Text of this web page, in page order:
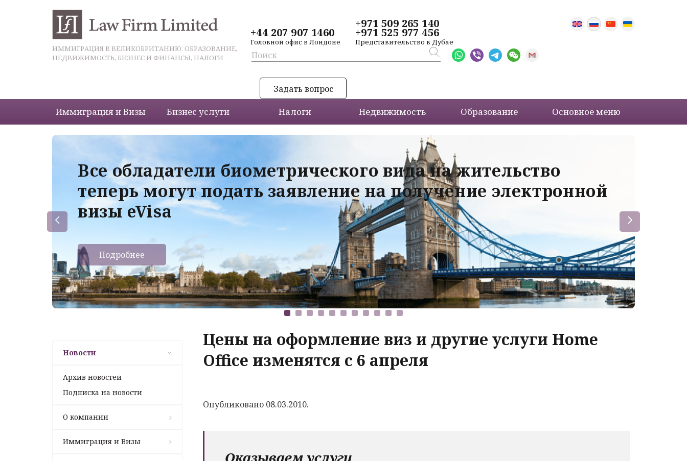
ИММИГРАЦИЯ В ВЕЛИКОБРИТАНИЮ, ОБРАЗОВАНИЕ,
НЕДВИЖИМОСТЬ, БИЗНЕС И ФИНАНСЫ, НАЛОГИ
+44 207 907 1460
Головной офис в Лондоне
+971 509 265 140
+971 525 977 456
Представительство в Дубае
Задать вопрос
Иммиграция и Визы Бизнес услуги Налоги Недвижимость Образование Основное меню
Все обладатели биометрического вида на жительство
теперь могут подать заявление на получение электронной
визы eVisa
Подробнее
Новости
Архив новостей
Подписка на новости
О компании
Иммиграция и Визы
Цены на оформление виз и другие услуги Home
Office изменятся с 6 апреля
Опубликовано 08.03.2010.
Оказываем услуги